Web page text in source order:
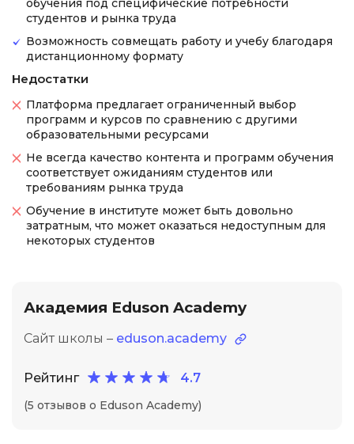
обучения под специфические потребности
студентов и рынка труда
Возможность совмещать работу и учебу благодаря
дистанционному формату
Недостатки
Платформа предлагает ограниченный выбор
программ и курсов по сравнению с другими
образовательными ресурсами
Не всегда качество контента и программ обучения
соответствует ожиданиям студентов или
требованиям рынка труда
Обучение в институте может быть довольно
затратным, что может оказаться недоступным для
некоторых студентов
Академия Eduson Academy
Сайт школы – eduson.academy
Рейтинг 4.7
(5 отзывов о Eduson Academy)